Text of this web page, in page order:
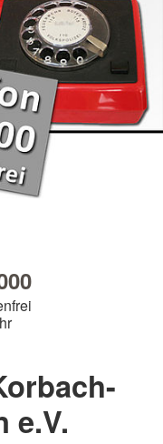
e.V.